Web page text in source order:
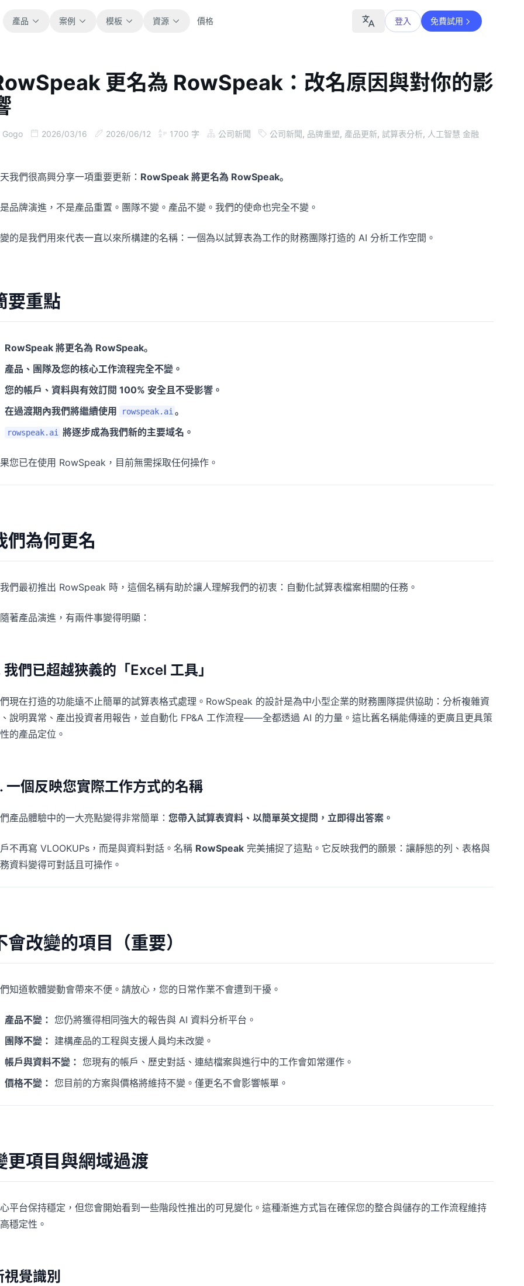
產品 案例 模板
全部
財務
營運
支援銷售管道、目標、預測與營收追蹤。
資源
部落格
指南
文件
用於分析、報表與清理的實用提示詞。
價格 登入 免費試用
更名為 RowSpeak：改名原因與對你的影
Gogo 2026/03/16 2026/06/12 1700 字 公司新聞 公司新聞 , 品牌重塑, 產品更新, 試算表分析, 人工智慧 金融
我們很高興分享一項重要更新： RowSpeak 將更名為 RowSpeak。
品牌演進，不是產品重置。團隊不變。產品不變。我們的使命也完全不變。
的是我們用來代表一直以來所構建的名稱：一個為以試算表為工作的財務團隊打造的 AI 分析工作空間。
要重點
RowSpeak 將更名為 RowSpeak。
產品、團隊及您的核心工作流程完全不變。
您的帳戶、資料與有效訂閱 100% 安全且不受影響。
在過渡期內我們將繼續使用
rowspeak.ai 。
rowspeak.ai 將逐步成為我們新的主要域名。
您已在使用 RowSpeak，目前無需採取任何操作。
們為何更名
們最初推出 RowSpeak 時，這個名稱有助於讓人理解我們的初衷：自動化試算表檔案相關的任務。
著產品演進，有兩件事變得明顯：
我們已超越狹義的「Excel 工具」
現在打造的功能遠不止簡單的試算表格式處理。RowSpeak 的設計是為中小型企業的財務團隊提供協助：分析複雜資
說明異常、產出投資者用報告，並自動化 FP&A 工作流程——全都透過 AI 的力量。這比舊名稱能傳達的更廣且更具策
的產品定位。
一個反映您實際工作方式的名稱
產品體驗中的一大亮點變得非常簡單： 您帶入試算表資料、以簡單英文提問，立即得出答案。
不再寫 VLOOKUPs，而是與資料對話。名稱 RowSpeak 完美捕捉了這點。它反映我們的願景：讓靜態的列、表格與
資料變得可對話且可操作。
會改變的項目（重要）
知道軟體變動會帶來不便。請放心，您的日常作業不會遭到干擾。
產品不變： 您仍將獲得相同強大的報告與 AI 資料分析平台。
團隊不變： 建構產品的工程與支援人員均未改變。
帳戶與資料不變： 您現有的帳戶、歷史對話、連結檔案與進行中的工作會如常運作。
價格不變： 您目前的方案與價格將維持不變。僅更名不會影響帳單。
更項目與網域過渡
平台保持穩定，但您會開始看到一些階段性推出的可見變化。這種漸進方式旨在確保您的整合與儲存的工作流程維持
穩定性。
視覺識別